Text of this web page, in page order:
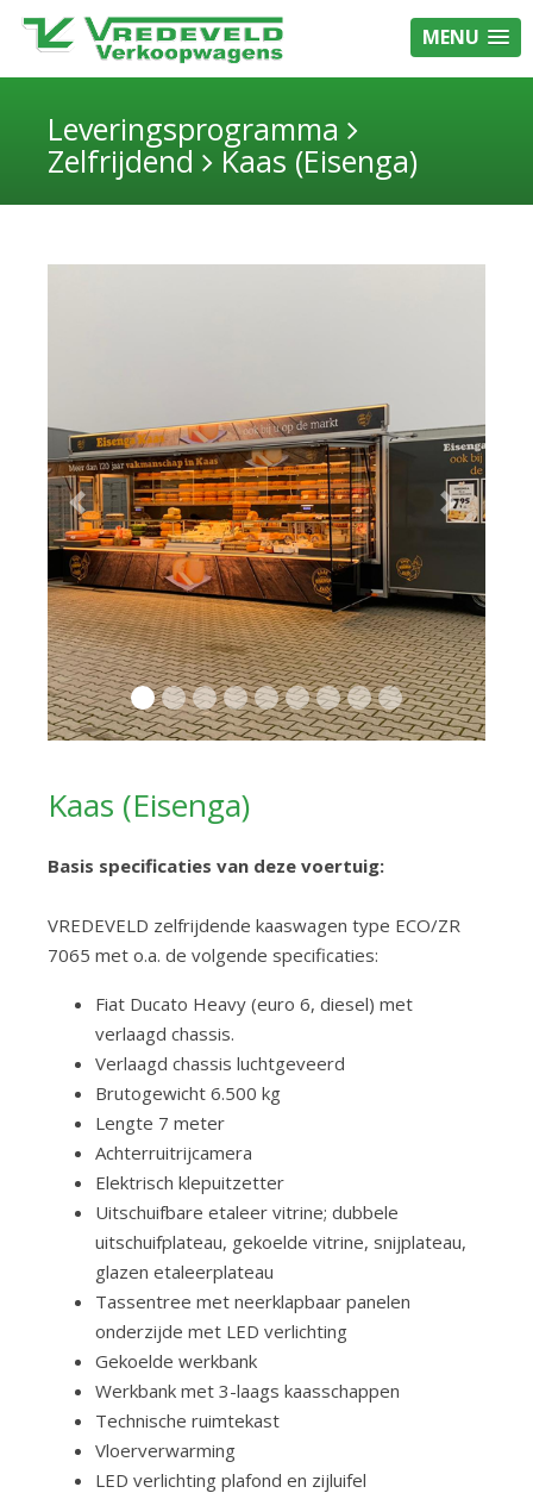
MENU
Leveringsprogramma
Zelfrijdend Kaas (Eisenga)
Previous Next
Kaas (Eisenga)
Basis specificaties van deze voertuig:
VREDEVELD zelfrijdende kaaswagen type ECO/ZR
7065 met o.a. de volgende specificaties:
Fiat Ducato Heavy (euro 6, diesel) met
verlaagd chassis.
Verlaagd chassis luchtgeveerd
Brutogewicht 6.500 kg
Lengte 7 meter
Achterruitrijcamera
Elektrisch klepuitzetter
Uitschuifbare etaleer vitrine; dubbele
uitschuifplateau, gekoelde vitrine, snijplateau,
glazen etaleerplateau
Tassentree met neerklapbaar panelen
onderzijde met LED verlichting
Gekoelde werkbank
Werkbank met 3-laags kaasschappen
Technische ruimtekast
Vloerverwarming
LED verlichting plafond en zijluifel